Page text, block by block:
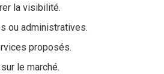
la visibilité.
ou administratives.
proposés.
le marché.